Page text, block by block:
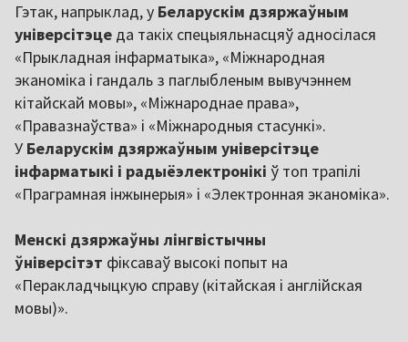
Гэтак, напрыклад, у Беларускім дзяржаўным
універсітэце да такіх спецыяльнасцяў адносілася
«Прыкладная інфарматыка», «Міжнародная
эканоміка і гандаль з паглыбленым вывучэннем
кітайскай мовы», «Міжнароднае права»,
«Правазнаўства» і «Міжнародныя стасункі».
У Беларускім дзяржаўным універсітэце
інфарматыкі і радыёэлектронікі ў топ трапілі
«Праграмная інжынерыя» і «Электронная эканоміка».
Менскі дзяржаўны лінгвістычны
ўніверсітэт фіксаваў высокі попыт на
«Перакладчыцкую справу (кітайская і англійская
мовы)».